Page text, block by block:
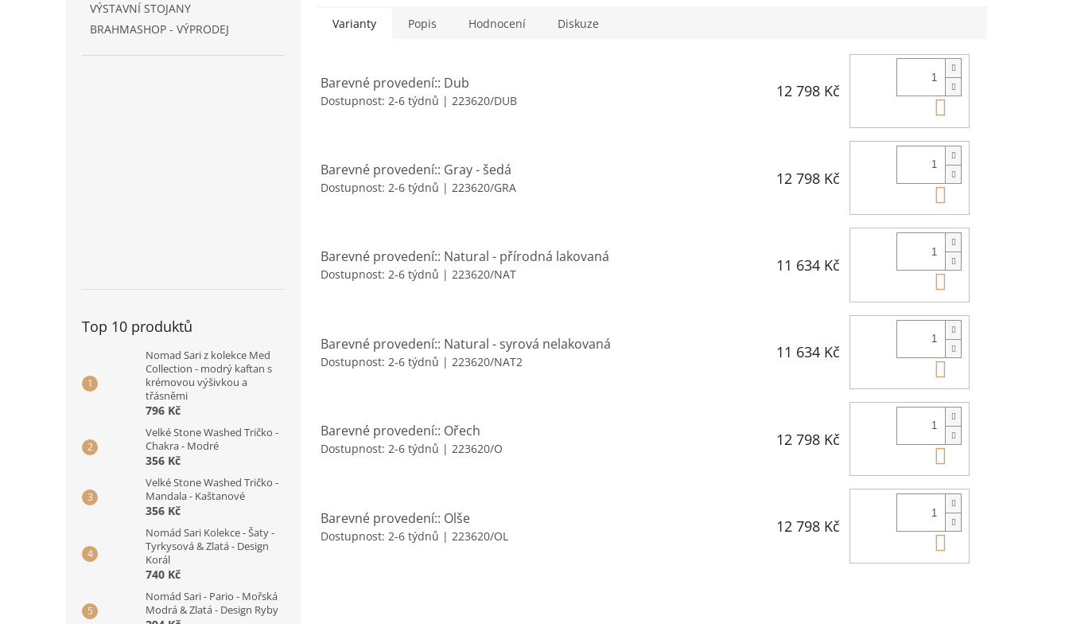
VÝSTAVNÍ STOJANY
BRAHMASHOP - VÝPRODEJ
Top 10 produktů
Nomad Sari z kolekce Med
Collection - modrý kaftan s
krémovou výšivkou a
třásněmi
796 Kč
Velké Stone Washed Tričko -
Chakra - Modré
356 Kč
Velké Stone Washed Tričko -
Mandala - Kaštanové
356 Kč
Nomád Sari Kolekce - Šaty -
Tyrkysová & Zlatá - Design
Korál
740 Kč
Nomád Sari - Pario - Mořská
Modrá & Zlatá - Design Ryby
Varianty Popis Hodnocení Diskuze
Barevné provedení:: Dub
Dostupnost: 2-6 týdnů | 223620/DUB 12 798 Kč
Barevné provedení:: Gray - šedá
Dostupnost: 2-6 týdnů | 223620/GRA 12 798 Kč
Do košíku
Barevné provedení:: Natural - přírodná lakovaná
Dostupnost: 2-6 týdnů | 223620/NAT 11 634 Kč
Barevné provedení:: Natural - syrová nelakovaná
Dostupnost: 2-6 týdnů | 223620/NAT2 11 634 Kč
Do košíku
Barevné provedení:: Ořech
Dostupnost: 2-6 týdnů | 223620/O 12 798 Kč
Do košíku
Barevné provedení:: Olše
Dostupnost: 2-6 týdnů | 223620/OL 12 798 Kč